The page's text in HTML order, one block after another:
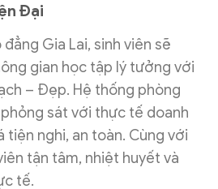
Đại
Gia Lai, sinh viên sẽ
gian học tập lý tưởng với
– Đẹp. Hệ thống phòng
sát với thực tế doanh
tiện nghi, an toàn. Cùng với
tận tâm, nhiệt huyết và
tế.